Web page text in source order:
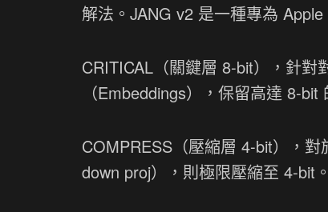
解法。JANG v2 是一種專為
CRITICAL（關鍵層 8-bit），針
（Embeddings），保留高達 8-
COMPRESS（壓縮層 4-bit），
down proj），則極限壓縮至 4-bit。